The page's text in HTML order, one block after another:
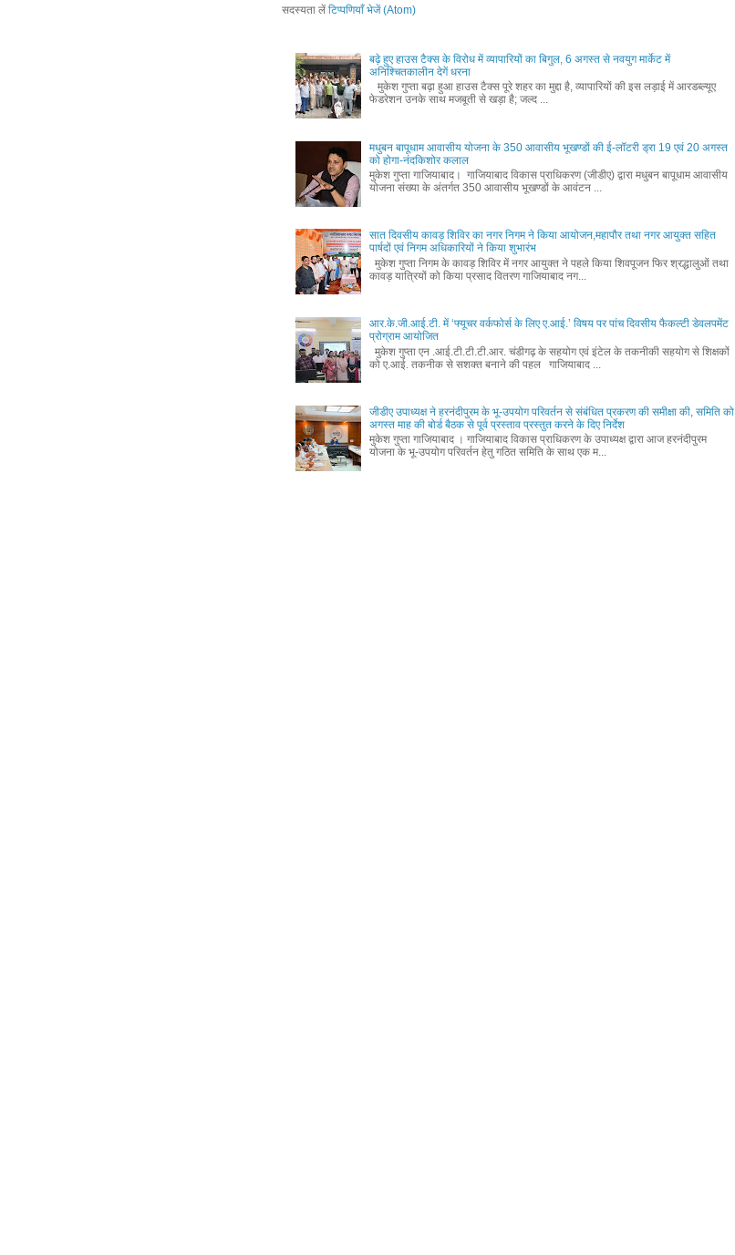
सदस्यता लें टिप्पणियाँ भेजें (Atom)
बढ़े हुए हाउस टैक्स के विरोध में व्यापारियों का बिगुल, 6 अगस्त से नवयुग मार्केट में
अनिश्चितकालीन देगें धरना
मुकेश गुप्ता बढ़ा हुआ हाउस टैक्स पूरे शहर का मुद्दा है, व्यापारियों की इस लड़ाई में आरडब्ल्यूए
फेडरेशन उनके साथ मजबूती से खड़ा है; जल्द ...
मधुबन बापूधाम आवासीय योजना के 350 आवासीय भूखण्डों की ई-लॉटरी ड्रा 19 एवं 20 अगस्त
को होगा-नंदकिशोर कलाल
मुकेश गुप्ता गाजियाबाद। गाजियाबाद विकास प्राधिकरण (जीडीए) द्वारा मधुबन बापूधाम आवासीय
योजना संख्या के अंतर्गत 350 आवासीय भूखण्डों के आवंटन ...
सात दिवसीय कावड़ शिविर का नगर निगम ने किया आयोजन,महापौर तथा नगर आयुक्त सहित
पार्षदों एवं निगम अधिकारियों ने किया शुभारंभ
मुकेश गुप्ता निगम के कावड़ शिविर में नगर आयुक्त ने पहले किया शिवपूजन फिर श्रद्धालुओं तथा
कावड़ यात्रियों को किया प्रसाद वितरण गाजियाबाद नग...
आर.के.जी.आई.टी. में ‘फ्यूचर वर्कफोर्स के लिए ए.आई.’ विषय पर पांच दिवसीय फैकल्टी डेवलपमेंट
प्रोग्राम आयोजित
मुकेश गुप्ता एन .आई.टी.टी.टी.आर. चंडीगढ़ के सहयोग एवं इंटेल के तकनीकी सहयोग से शिक्षकों
को ए.आई. तकनीक से सशक्त बनाने की पहल गाजियाबाद ...
जीडीए उपाध्यक्ष ने हरनंदीपुरम के भू-उपयोग परिवर्तन से संबंधित प्रकरण की समीक्षा की, समिति को
अगस्त माह की बोर्ड बैठक से पूर्व प्रस्ताव प्रस्तुत करने के दिए निर्देश
मुकेश गुप्ता गाजियाबाद । गाजियाबाद विकास प्राधिकरण के उपाध्यक्ष द्वारा आज हरनंदीपुरम
योजना के भू-उपयोग परिवर्तन हेतु गठित समिति के साथ एक म...